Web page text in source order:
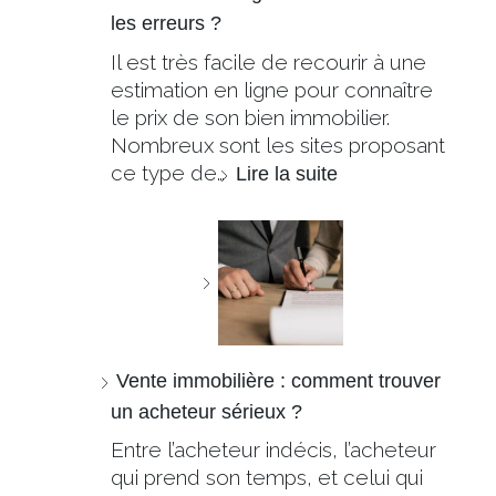
les erreurs ?
Il est très facile de recourir à une
estimation en ligne pour connaître
le prix de son bien immobilier.
Nombreux sont les sites proposant
ce type de… Lire la suite
Vente immobilière : comment trouver
un acheteur sérieux ?
Entre l’acheteur indécis, l’acheteur
qui prend son temps, et celui qui